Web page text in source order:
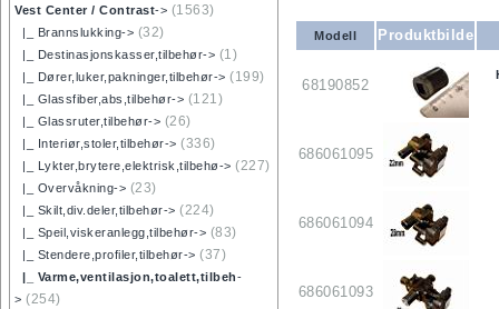
Vest Center / Contrast-> (1563)
|_ Brannslukking-> (32)
|_ Destinasjonskasser,tilbehør-> (1)
|_ Dører,luker,pakninger,tilbehør-> (199)
|_ Glassfiber,abs,tilbehør-> (121)
|_ Glassruter,tilbehør-> (26)
|_ Interiør,stoler,tilbehør-> (336)
|_ Lykter,brytere,elektrisk,tilbehø-> (227)
|_ Overvåkning-> (23)
|_ Skilt,div.deler,tilbehør-> (224)
|_ Speil,viskeranlegg,tilbehør-> (83)
|_ Stendere,profiler,tilbehør-> (37)
|_ Varme,ventilasjon,toalett,tilbeh-
> (254)
Modell Produktbilde
68190852
686061095
686061094
686061093